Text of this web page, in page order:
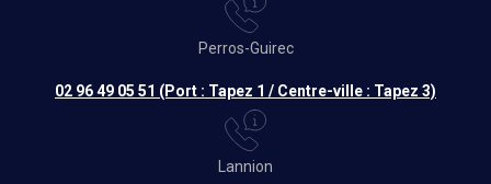
Perros-Guirec
02 96 49 05 51 (Port : Tapez 1 / Centre-ville : Tapez 3)
Lannion